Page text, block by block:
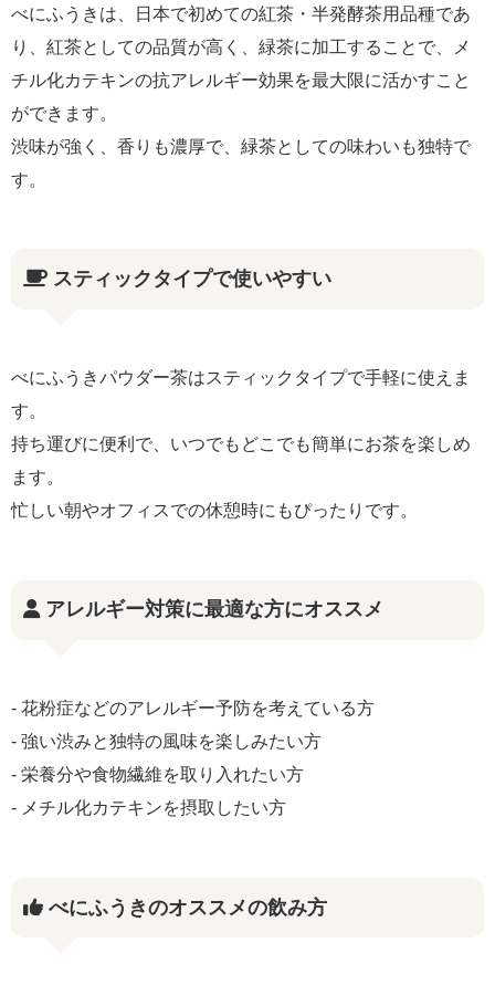
べにふうきは、日本で初めての紅茶・半発酵茶用品種であ
り、紅茶としての品質が高く、緑茶に加工することで、メ
チル化カテキンの抗アレルギー効果を最大限に活かすこと
ができます。
渋味が強く、香りも濃厚で、緑茶としての味わいも独特で
す。
スティックタイプで使いやすい
べにふうきパウダー茶はスティックタイプで手軽に使えま
す。
持ち運びに便利で、いつでもどこでも簡単にお茶を楽しめ
ます。
忙しい朝やオフィスでの休憩時にもぴったりです。
アレルギー対策に最適な方にオススメ
- 花粉症などのアレルギー予防を考えている方
- 強い渋みと独特の風味を楽しみたい方
- 栄養分や食物繊維を取り入れたい方
- メチル化カテキンを摂取したい方
べにふうきのオススメの飲み方